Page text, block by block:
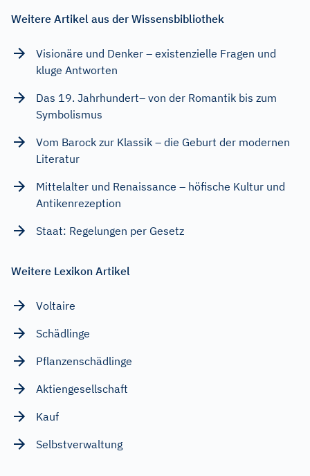
Weitere Artikel aus der Wissensbibliothek
Visionäre und Denker – existenzielle Fragen und
kluge Antworten
Das 19. Jahrhundert– von der Romantik bis zum
Symbolismus
Vom Barock zur Klassik – die Geburt der modernen
Literatur
Mittelalter und Renaissance – höfische Kultur und
Antikenrezeption
Staat: Regelungen per Gesetz
Weitere Lexikon Artikel
Voltaire
Schädlinge
Pflanzenschädlinge
Aktiengesellschaft
Kauf
Selbstverwaltung